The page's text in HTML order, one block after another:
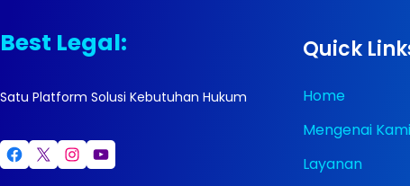
Best Legal:
Satu Platform Solusi Kebutuhan Hukum
Facebook X Instagram YouTube
Quick
Home
Mengenai Kami
Layanan